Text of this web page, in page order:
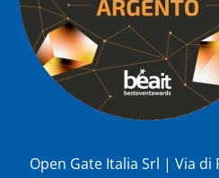
Open Gate Italia Srl | Via di